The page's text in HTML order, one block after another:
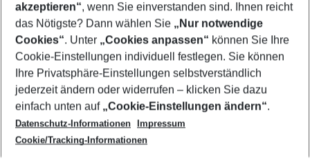
Footer
Footer navigation
Über uns
AGB
Cookie-Einstellungen ändern
Cookie-Richtlinie
Datenschutz
Service & Hilfe
Barrierefreies Reisen
Check-in
Folgen Sie uns
akzeptieren“, wenn Sie einverstanden sind. Ihnen reicht
das Nötigste? Dann wählen Sie „Nur notwendige
Cookies“. Unter „Cookies anpassen“ können Sie Ihre
Cookie-Einstellungen individuell festlegen. Sie können
Ihre Privatsphäre-Einstellungen selbstverständlich
jederzeit ändern oder widerrufen – klicken Sie dazu
einfach unten auf „Cookie-Einstellungen ändern“.
Datenschutz-Informationen
Impressum
Cookie/Tracking-Informationen